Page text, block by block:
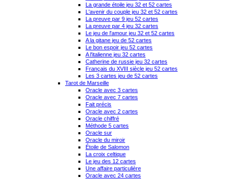
La grande étoile jeu 32 et 52 cartes
L'avenir du couple jeu 32 et 52 cartes
La preuve par 9 jeu 52 cartes
La preuve par 4 jeu 32 cartes
Le jeu de l'amour jeu 32 et 52 cartes
A la gitane jeu de 52 cartes
Le bon espoir jeu 52 cartes
A l'italienne jeu 32 cartes
Catherine de russie jeu 32 cartes
Français du XVIII siècle jeu 52 cartes
Les 3 cartes jeu de 52 cartes
Tarot de Marseille
Oracle avec 3 cartes
Oracle avec 7 cartes
Fait précis
Oracle avec 2 cartes
Oracle chiffré
Méthode 5 cartes
Oracle sur
Oracle du miroir
Étoile de Salomon
La croix celtique
Le jeu des 12 cartes
Une affaire particulière
Oracle avec 24 cartes